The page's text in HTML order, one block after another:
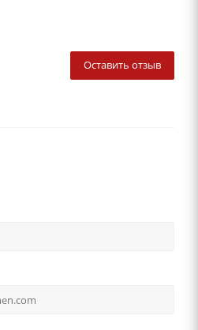
Оставить отзыв